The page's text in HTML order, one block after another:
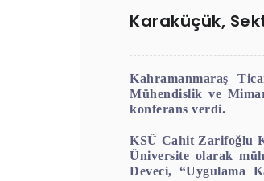
Karaküçük,
Kahramanmaraş
Mühendislik ve
konferans verdi.
KSÜ Cahit Zarifoğlu
Üniversite olarak
Deveci, “Uygulama